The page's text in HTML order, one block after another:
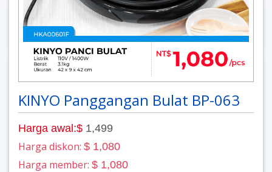
KINYO Panggangan Bulat BP-063
Harga awal:$ 1,499
Harga diskon: $ 1,080
Harga member: $ 1,080